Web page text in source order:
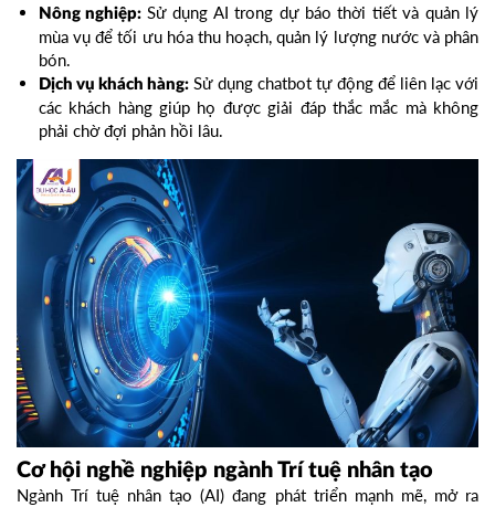
Nông nghiệp: Sử dụng AI trong dự báo thời tiết và quản lý
mùa vụ để tối ưu hóa thu hoạch, quản lý lượng nước và phân
bón.
Dịch vụ khách hàng: Sử dụng chatbot tự động để liên lạc với
các khách hàng giúp họ được giải đáp thắc mắc mà không
phải chờ đợi phản hồi lâu.
Cơ hội nghề nghiệp ngành Trí tuệ nhân tạo
Ngành Trí tuệ nhân tạo (AI) đang phát triển mạnh mẽ, mở ra